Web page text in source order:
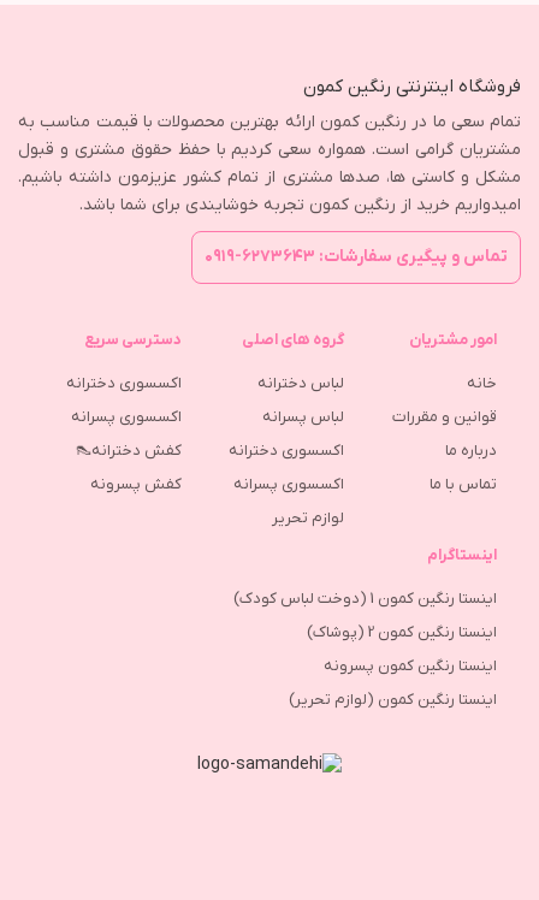
فروشگاه اینترنتی رنگین کمون
تمام سعی ما در رنگین کمون ارائه بهترین محصولات با قیمت مناسب به
مشتریان گرامی است. همواره سعی کردیم با حفظ حقوق مشتری و قبول
مشکل و کاستی ها، صدها مشتری از تمام کشور عزیزمون داشته باشیم.
امیدواریم خرید از رنگین کمون تجربه خوشایندی برای شما باشد.
تماس و پیگیری سفارشات: ۶۲۷۳۶۴۳-۰۹۱۹
امور مشتریان
خانه
قوانین و مقررات
درباره ما
تماس با ما
گروه های اصلی
لباس دخترانه
لباس پسرانه
اکسسوری دخترانه
اکسسوری پسرانه
لوازم تحریر
دسترسی سریع
اکسسوری دخترانه
اکسسوری پسرانه
کفش دخترانه👠
كفش پسرونه
اینستاگرام
اینستا رنگین کمون 1 (دوخت لباس کودک)
اینستا رنگین کمون 2 (پوشاک)
اینستا رنگین کمون پسرونه
اینستا رنگین کمون (لوازم تحریر)